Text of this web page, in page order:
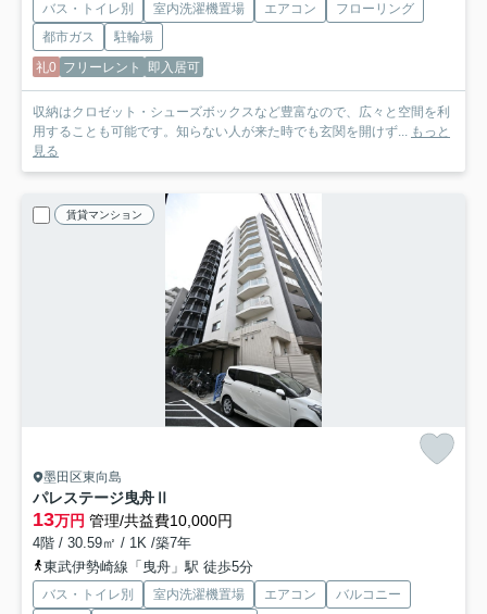
バス・トイレ別 室内洗濯機置場 エアコン
フローリング
都市ガス
駐輪場
礼0 フリーレント 即入居可
収納はクロゼット・シューズボックスなど豊富なので、広々と空間を利
用することも可能です。知らない人が来た時でも玄関を開けず... もっと
見る
賃貸マンション
墨田区東向島
パレステージ曳舟Ⅱ
13万円 管理/共益費10,000円
4階 / 30.59㎡ / 1K /築7年
東武伊勢崎線「曳舟」駅 徒歩5分
バス・トイレ別 室内洗濯機置場 エアコン
バルコニー